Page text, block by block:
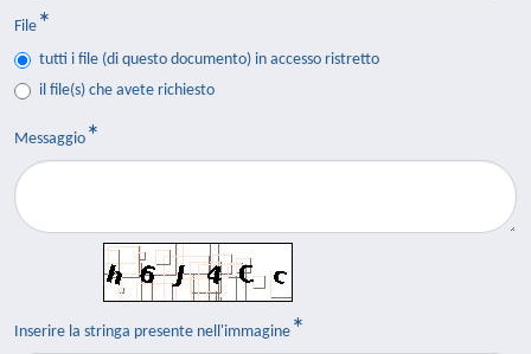
File
tutti i file (di questo documento) in accesso ristretto
il file(s) che avete richiesto
Messaggio
Inserire la stringa presente nell'immagine